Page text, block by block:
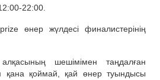
22:00.
өнер жүлдесі финалистерінің
шешімімен таңдалған
қана қоймай, қай өнер туындысы